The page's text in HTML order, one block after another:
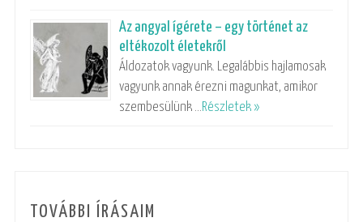
Az angyal ígérete – egy történet az
eltékozolt életekről
Áldozatok vagyunk. Legalábbis hajlamosak
vagyunk annak érezni magunkat, amikor
szembesülünk …Részletek »
TOVÁBBI ÍRÁSAIM